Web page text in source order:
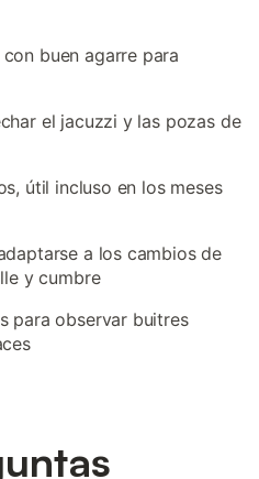
buen agarre para
el jacuzzi y las pozas de
útil incluso en los meses
a los cambios de
y cumbre
para observar buitres